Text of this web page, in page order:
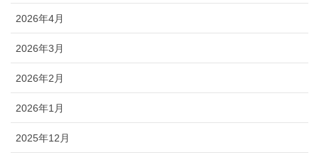
2026年4月
2026年3月
2026年2月
2026年1月
2025年12月